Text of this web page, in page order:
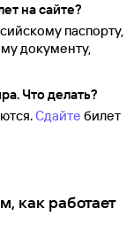
на сайте?
паспорту,
документу,
Что делать?
Сдайте билет
как работает